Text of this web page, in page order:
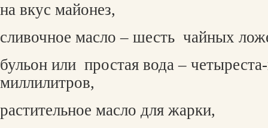
на вкус майонез,
сливочное масло – шесть чайных
бульон или простая вода –
миллилитров,
растительное масло для жарки,